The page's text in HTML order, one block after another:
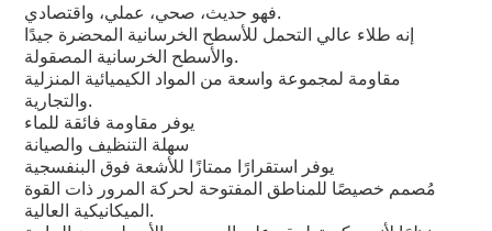
فهو حديث، صحي، عملي، واقتصادي.
إنه طلاء عالي التحمل للأسطح الخرسانية المحضرة جيدًا
والأسطح الخرسانية المصقولة.
مقاومة لمجموعة واسعة من المواد الكيميائية المنزلية
والتجارية.
يوفر مقاومة فائقة للماء
سهلة التنظيف والصيانة
يوفر استقرارًا ممتازًا للأشعة فوق البنفسجية
مُصمم خصيصًا للمناطق المفتوحة لحركة المرور ذات القوة
الميكانيكية العالية.